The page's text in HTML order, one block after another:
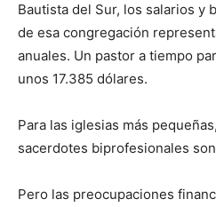
Bautista del Sur, los salarios y
de esa congregación
anuales. Un pastor a tiempo
unos 17.385 dólares.
Para las iglesias más
sacerdotes biprofesionales
Pero las preocupaciones